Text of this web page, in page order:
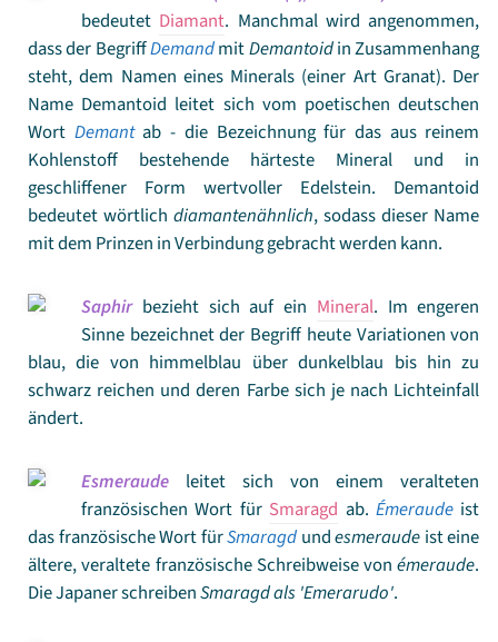
bedeutet Diamant. Manchmal wird angenommen,
dass der BegriffDemandmitDemantoidin Zusammenhang
steht, dem Namen eines Minerals (einer Art Granat). Der
Name Demantoid leitet sich vom poetischen deutschen
Wort Demantab - die Bezeichnung für das aus reinem
Kohlenstoff bestehende härteste Mineral und in
geschliffener Form wertvoller Edelstein. Demantoid
bedeutet wörtlichdiamantenähnlich, sodass dieser Name
mit dem Prinzen in Verbindung gebracht werden kann.
Saphirbezieht sich auf ein Mineral. Im engeren
Sinne bezeichnet der Begriff heute Variationen von
blau, die von himmelblau über dunkelblau bis hin zu
schwarz reichen und deren Farbe sich je nach Lichteinfall
ändert.
Esmeraudeleitet sich von einem veralteten
französischen Wort für Smaragd ab. Émeraudeist
das französische Wort fürSmaragd undesmeraude ist eine
ältere, veraltete französische Schreibweise vonémeraude.
Die Japaner schreibenSmaragd als 'Emerarudo'.